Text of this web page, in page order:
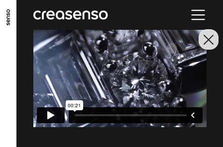
ALLER AU CONTENU PRINCIPAL
ALLER AU MENU PRINCIPAL
ALLER EN BAS DE PAGE